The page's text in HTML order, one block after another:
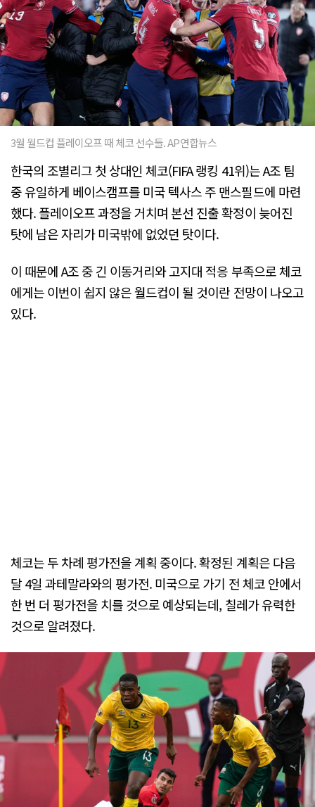
3월 월드컵 플레이오프 때 체코 선수들. AP연합뉴스
한국의 조별리그 첫 상대인 체코(FIFA 랭킹 41위)는 A조 팀
중 유일하게 베이스캠프를 미국 텍사스 주 맨스필드에 마련
했다. 플레이오프 과정을 거치며 본선 진출 확정이 늦어진
탓에 남은 자리가 미국밖에 없었던 탓이다.
이 때문에 A조 중 긴 이동거리와 고지대 적응 부족으로 체코
에게는 이번이 쉽지 않은 월드컵이 될 것이란 전망이 나오고
있다.
체코는 두 차례 평가전을 계획 중이다. 확정된 계획은 다음
달 4일 과테말라와의 평가전. 미국으로 가기 전 체코 안에서
한 번 더 평가전을 치를 것으로 예상되는데, 칠레가 유력한
것으로 알려졌다.